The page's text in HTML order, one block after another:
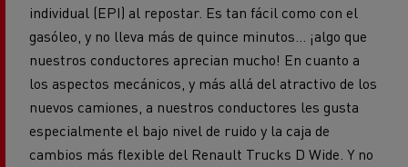
individual (EPI) al repostar. Es tan fácil como con el
gasóleo, y no lleva más de quince minutos... ¡algo que
nuestros conductores aprecian mucho! En cuanto a
los aspectos mecánicos, y más allá del atractivo de los
nuevos camiones, a nuestros conductores les gusta
especialmente el bajo nivel de ruido y la caja de
cambios más flexible del Renault Trucks D Wide. Y no